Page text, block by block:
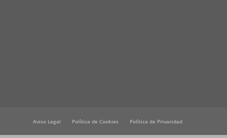
Aviso Legal Política de Cookies Política de Privacidad